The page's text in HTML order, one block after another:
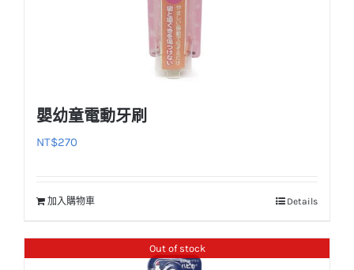
嬰幼童電動牙刷
NT$270
加入購物車 Details
Out of stock